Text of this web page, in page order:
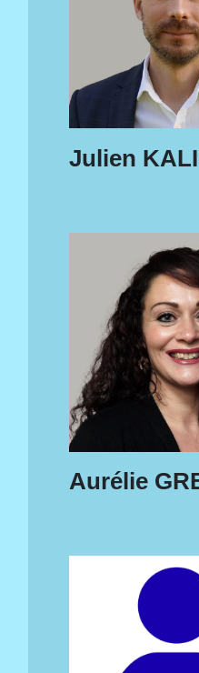
Julien
Aurélie